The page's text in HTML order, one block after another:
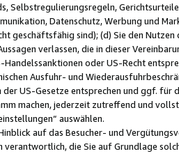
Selbstregulierungsregeln,
Datenschutz, Werbung und
geschäftsfähig sind); (d) Sie den
verlassen, die in dieser
oder US-Recht
Ausfuhr- und
US-Gesetze entsprechen und ggf. für
machen, jederzeit zutreffend und
auswählen.
auf das Besucher- und
die Sie auf Grundlage